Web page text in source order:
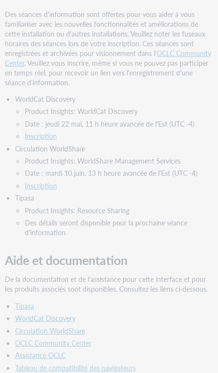
Des séances d'information sont offertes pour vous aider à vous
familiariser avec les nouvelles fonctionnalités et améliorations de
cette installation ou d'autres installations. Veuillez noter les fuseaux
horaires des séances lors de votre inscription. Ces séances sont
enregistrées et archivées pour visionnement dans l'OCLC Community
Center. Veuillez vous inscrire, même si vous ne pouvez pas participer
en temps réel, pour recevoir un lien vers l'enregistrement d'une
séance d'information.
WorldCat Discovery
Product Insights: WorldCat Discovery
Date : jeudi 22 mai, 11 h heure avancée de l'Est (UTC -4)
Inscription
Circulation WorldShare
Product Insights: WorldShare Management Services
Date : mardi 10 juin, 13 h heure avancée de l'Est (UTC -4)
Inscription
Tipasa
Product Insights: Resource Sharing
Des détails seront disponible pour la prochaine séance
d'information
Aide et documentation
De la documentation et de l'assistance pour cette interface et pour
les produits associés sont disponibles. Consultez les liens ci-dessous.
Tipasa
WorldCat Discovery
Circulation WorldShare
OCLC Community Center
Assistance OCLC
Tableau de compatibilité des navigateurs